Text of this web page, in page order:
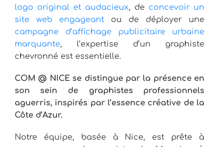
logo original et audacieux, de concevoir un
site web engageant ou de déployer une
campagne d’affichage publicitaire urbaine
marquante, l’expertise d’un graphiste
chevronné est essentielle.
COM @ NICE se distingue par la présence en
son sein de graphistes professionnels
aguerris, inspirés par l’essence créative de la
Côte d’Azur.
Notre équipe, basée à Nice, est prête à